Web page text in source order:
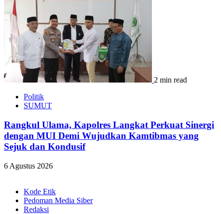
2 min read
Politik
SUMUT
Rangkul Ulama, Kapolres Langkat Perkuat Sinergi
dengan MUI Demi Wujudkan Kamtibmas yang
Sejuk dan Kondusif
6 Agustus 2026
Kode Etik
Pedoman Media Siber
Redaksi